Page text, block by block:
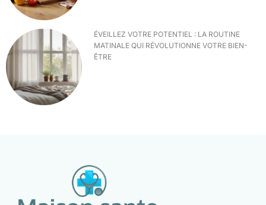
ÉVEILLEZ VOTRE POTENTIEL : LA ROUTINE
MATINALE QUI RÉVOLUTIONNE VOTRE BIEN-
ÊTRE